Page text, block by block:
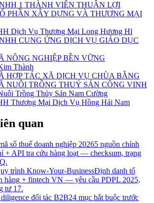
1 THÀNH VIÊN THUẬN LỢI
PHẦN XÂY DỰNG VÀ THƯƠNG MẠI
Dịch Vụ Thương Mại Long Hương Hl
CUNG ỨNG DỊCH VỤ GIÁO DỤC
NÔNG NGHIỆP BỀN VỮNG
Thành
HỢP TÁC XÃ DỊCH VỤ CHÙA BẰNG
NUÔI TRỒNG THUỶ SẢN CÔNG VINH
Trồng Thủy Sản Nam Cường
Thương Mại Dịch Vụ Hồng Hải Nam
quan
số thuế doanh nghiệp 20265 nguồn chính
+ API tra cứu hàng loạt — checksum, trạng
trình Know-Your-BusinessĐịnh danh tổ
hàng + fintech VN — yêu cầu PDPL 2025,
tư 17.
đối tác B2B24 mục bắt buộc trước